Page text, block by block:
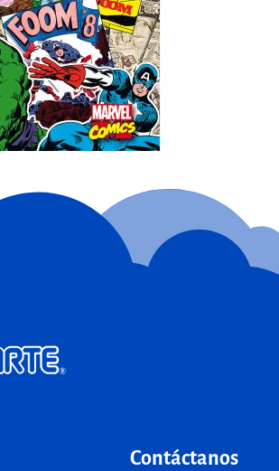
Contáctanos